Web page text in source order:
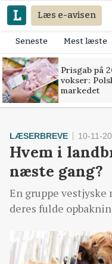
Læs e-avisen
Seneste Mest læste
Prisgab på
vokser:
markedet
LÆSERBREVE 10-11-
Hvem i
næste gang?
En gruppe
deres fulde